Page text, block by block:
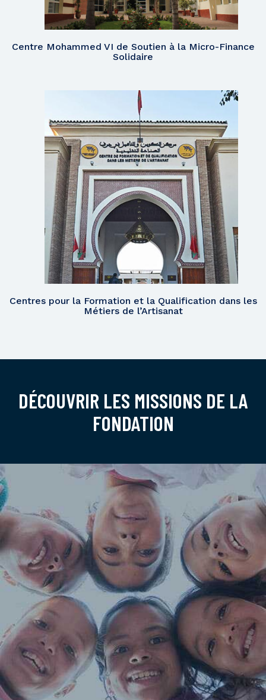
Centre Mohammed VI de Soutien à la Micro-Finance
Solidaire
Centres pour la Formation et la Qualification dans les
Métiers de l’Artisanat
DÉCOUVRIR LES MISSIONS DE LA
FONDATION